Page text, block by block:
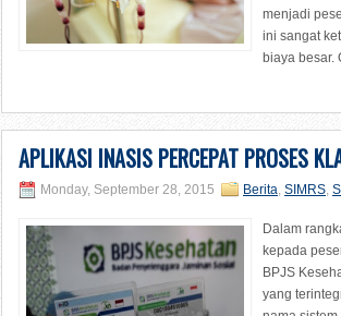
menjadi
ini sangat
biaya besar.
APLIKASI INASIS PERCEPAT PROSES
Monday, September 28, 2015 Berita, SIMRS,
Dalam
kepada
BPJS
yang